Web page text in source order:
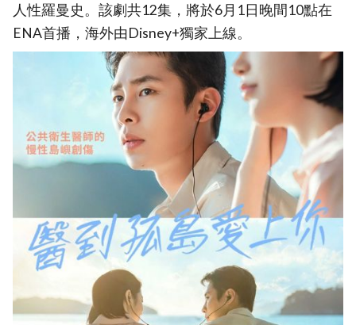
人性羅曼史。該劇共12集，將於6月1日晚間10點在
ENA首播，海外由Disney+獨家上線。